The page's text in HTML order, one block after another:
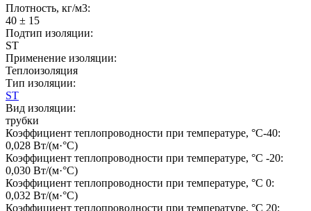
Плотность, кг/м3:
40 ± 15
Подтип изоляции:
ST
Применение изоляции:
Теплоизоляция
Тип изоляции:
ST
Вид изоляции:
трубки
Коэффициент теплопроводности при температуре, °C-40:
0,028 Вт/(м·°C)
Коэффициент теплопроводности при температуре, °C -20:
0,030 Вт/(м·°C)
Коэффициент теплопроводности при температуре, °C 0:
0,032 Вт/(м·°C)
Коэффициент теплопроводности при температуре, °C 20: